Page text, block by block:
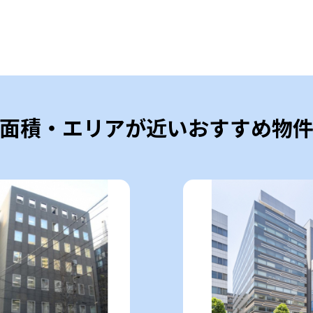
面積・エリアが近いおすすめ物件